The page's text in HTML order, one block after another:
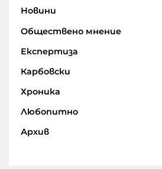
Новини
Обществено мнение
Експертиза
Карбовски
Хроника
Любопитно
Архив